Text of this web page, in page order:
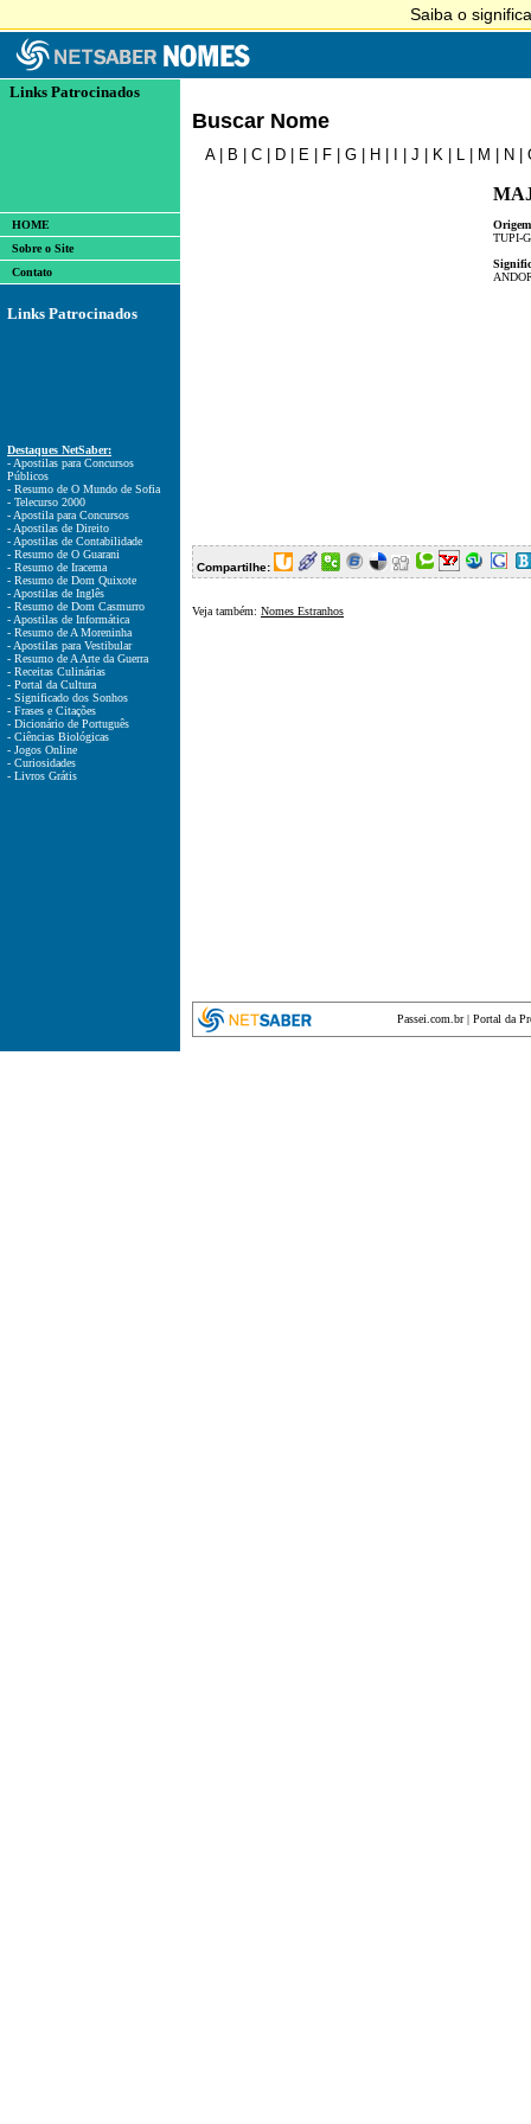
Links Patrocinados
HOME
Sobre o Site
Contato
Links Patrocinados
Destaques NetSaber:
- Apostilas para Concursos
Públicos
- Resumo de O Mundo de Sofia
- Telecurso 2000
- Apostila para Concursos
- Apostilas de Direito
- Apostilas de Contabilidade
- Resumo de O Guarani
- Resumo de Iracema
- Resumo de Dom Quixote
- Apostilas de Inglês
- Resumo de Dom Casmurro
- Apostilas de Informática
- Resumo de A Moreninha
- Apostilas para Vestibular
- Resumo de A Arte da Guerra
- Receitas Culinárias
- Portal da Cultura
- Significado dos Sonhos
- Frases e Citações
- Dicionário de Português
- Ciências Biológicas
- Jogos Online
- Curiosidades
- Livros Grátis
Buscar Nome
A| B C D E F G H J K L M N
TUPI-
Compartilhe:
Veja também: Nomes Estranhos
Passei.com.br| Portal da